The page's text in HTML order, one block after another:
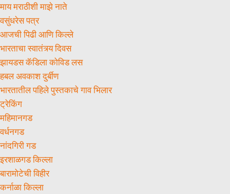
माय मराठीशी माझे नाते
वसुंधरेस पत्र
आजची पिढी आणि किल्ले
भारताचा स्वातंत्र्य दिवस
झायडस कॅडिला कोविड लस
हबल अवकाश दुर्बीण
भारतातील पहिले पुस्तकाचे गाव भिलार
ट्रेकिंग
महिमानगड
वर्धनगड
नांदगिरी गड
इरशाळगड किल्ला
बारामोटेची विहीर
कर्नाळा किल्ला